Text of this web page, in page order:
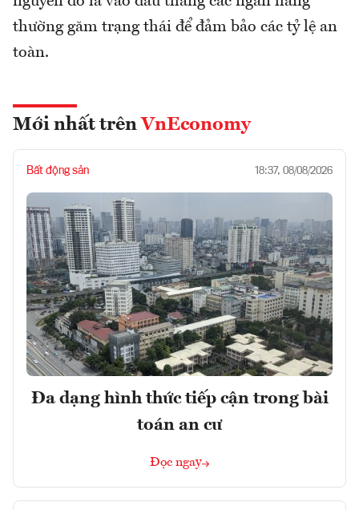
thường găm trạng thái để đảm bảo các tỷ lệ an
toàn.
Mới nhất trên VnEconomy
Bất động sản 18:37, 08/08/2026
Đa dạng hình thức tiếp cận trong bài
toán an cư
Đọc ngay